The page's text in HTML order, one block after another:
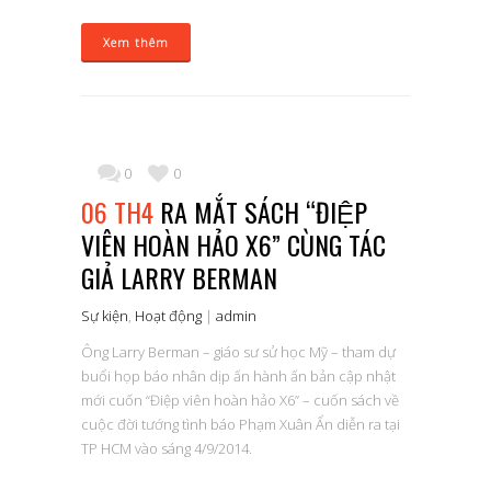
Xem thêm
0 0
06 TH4 RA MẮT SÁCH “ĐIỆP
VIÊN HOÀN HẢO X6” CÙNG TÁC
GIẢ LARRY BERMAN
Sự kiện, Hoạt động | admin
Ông Larry Berman – giáo sư sử học Mỹ – tham dự
buổi họp báo nhân dịp ấn hành ấn bản cập nhật
mới cuốn “Điệp viên hoàn hảo X6” – cuốn sách về
cuộc đời tướng tình báo Phạm Xuân Ẩn diễn ra tại
TP HCM vào sáng 4/9/2014.